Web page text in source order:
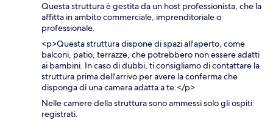
Questa struttura è gestita da un host professionista, che la
affitta in ambito commerciale, imprenditoriale o
professionale.
<p>Questa struttura dispone di spazi all'aperto, come
balconi, patio, terrazze, che potrebbero non essere adatti
ai bambini. In caso di dubbi, ti consigliamo di contattare la
struttura prima dell'arrivo per avere la conferma che
disponga di una camera adatta a te.</p>
Nelle camere della struttura sono ammessi solo gli ospiti
registrati.